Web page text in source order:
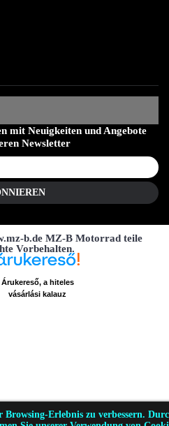
Erlebnis zu verbessern.
mit Neuigkeiten und Angebote
Newsletter
b.de MZ-B Motorrad teile
Vorbehalten.
Árukereső, a hiteles
vásárlási kalauz